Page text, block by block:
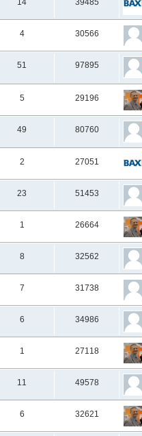
14 39485
4 30566
51 97895
5 29196
49 80760
2 27051
23 51453
1 26664
8 32562
7 31738
6 34986
1 27118
11 49578
6 32621